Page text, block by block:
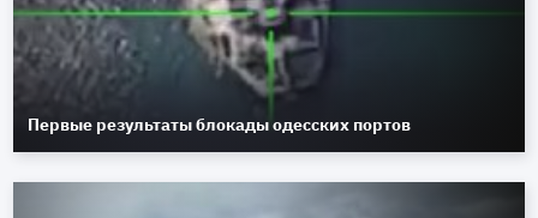
Первые результаты блокады одесских портов